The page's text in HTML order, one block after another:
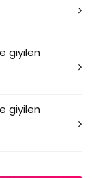
giyilen
giyilen